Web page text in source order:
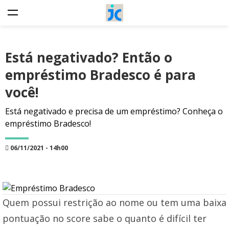
Está negativado? Então o
empréstimo Bradesco é para
você!
Está negativado e precisa de um empréstimo? Conheça o
empréstimo Bradesco!
06/11/2021 - 14h00
Quem possui restrição ao nome ou tem uma baixa
pontuação no score sabe o quanto é difícil ter